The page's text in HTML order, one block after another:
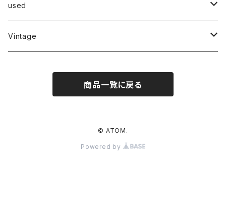
Anohy
Tops
MOOJI MOOJI
used
Tops
Vintage
商品一覧に戻る
© ATOM.
Powered by